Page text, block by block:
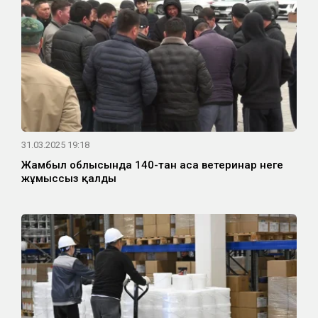
31.03.2025 19:18
Жамбыл облысында 140-тан аса ветеринар неге
жұмыссыз қалды